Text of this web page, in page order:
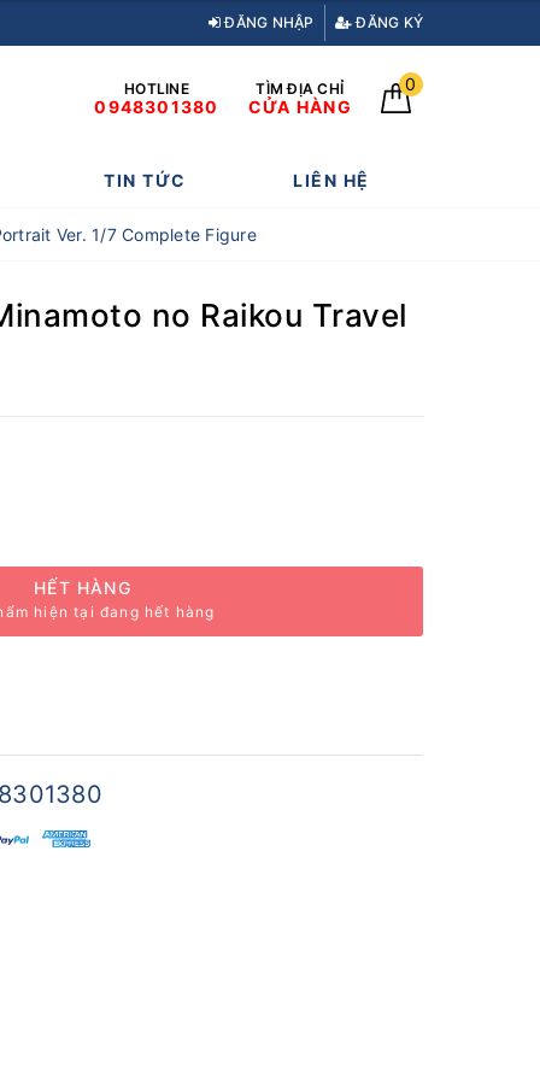
ĐĂNG NHẬP ĐĂNG KÝ
HOTLINE
0948301380
TÌM ĐỊA CHỈ
CỬA HÀNG
0
TIN TỨC LIÊN HỆ
Ver. 1/7 Complete Figure
no Raikou Travel
HẾT HÀNG
hiện tại đang hết hàng